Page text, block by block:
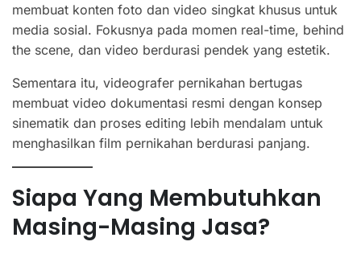
membuat konten foto dan video singkat khusus untuk
media sosial. Fokusnya pada momen real-time, behind
the scene, dan video berdurasi pendek yang estetik.
Sementara itu, videografer pernikahan bertugas
membuat video dokumentasi resmi dengan konsep
sinematik dan proses editing lebih mendalam untuk
menghasilkan film pernikahan berdurasi panjang.
Siapa Yang Membutuhkan
Masing-Masing Jasa?